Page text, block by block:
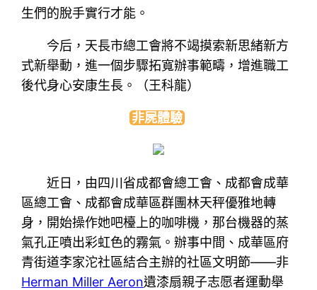
生們的脫手實行才能。
今后，天長市總工會將不竭摸索新思緒新方
式新舉動，進一個步驟拓寬辦事範疇，增進職工
後代身心安康生長。（王科龍）
非屍體驗
近日，由四川省成都會總工會、成都會成華
區總工會、成都會成華區群團林天秤優雅地轉
身，開始操作她吧檯上的咖啡機，那台機器的蒸
氣孔正噴出彩虹色的霧氣。辦事中間、成華區府
青街道李家沱社區結合主辦的社區文明節——非
Herman Miller Aeron遺漆扇親子志愿者運動舉